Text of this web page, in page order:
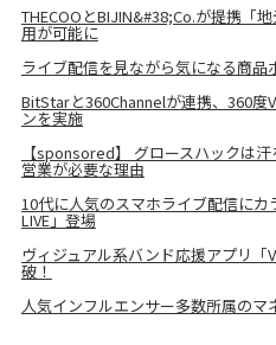
THECOOとBIJIN&#38;Co.が提携「
用が可能に
ライブ配信を見ながら気になる商品
BitStarと360Channelが連携、360度
ンを実施
【sponsored】 グロースハックは
営業が必要な理由
10代に人気のスマホライブ配信にカ
LIVE」登場
ヴィジュアル系バンド応援アプリ
破！
人気インフルエンサー多数所属の